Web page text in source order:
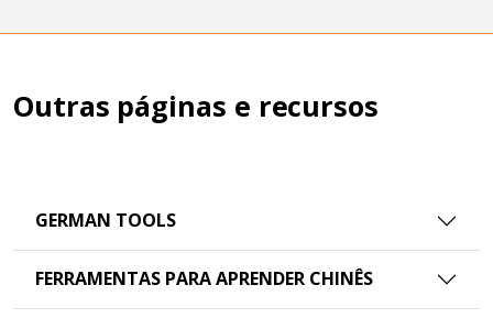
Outras páginas e recursos
GERMAN TOOLS
FERRAMENTAS PARA APRENDER CHINÊS